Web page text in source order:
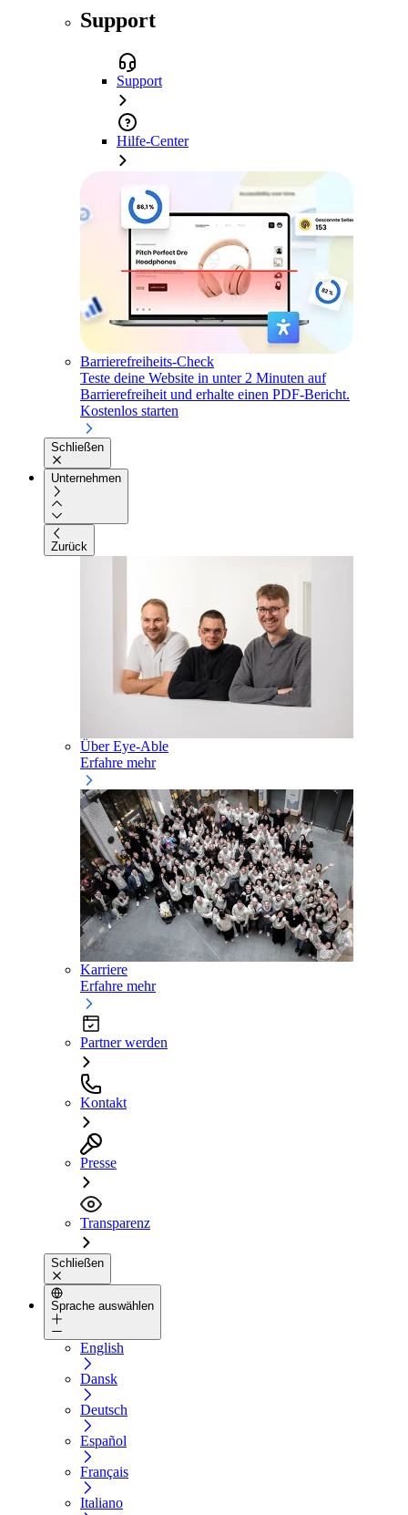
Support
Support
Hilfe-Center
Barrierefreiheits-Check
Teste deine Website in unter 2 Minuten auf
Barrierefreiheit und erhalte einen PDF-Bericht.
Kostenlos starten
Schließen
Unternehmen
Zurück
Über Eye-Able
Erfahre mehr
Karriere
Erfahre mehr
Partner werden
Kontakt
Presse
Transparenz
Schließen
Sprache auswählen
English
Dansk
Deutsch
Español
Français
Italiano